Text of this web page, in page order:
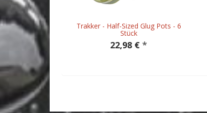
Cream - 5 kg Trakker - Half-Sized Glug Pots - 6
Stück
22,98 € *